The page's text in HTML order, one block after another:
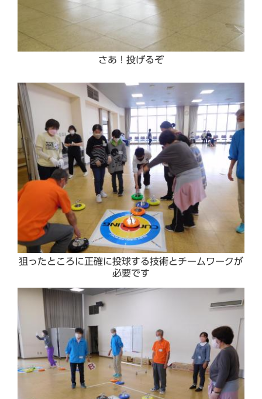
さあ！投げるぞ
狙ったところに正確に投球する技術とチームワークが
必要です